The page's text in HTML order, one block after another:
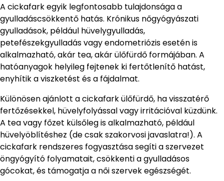
A cickafark egyik legfontosabb tulajdonsága a
gyulladáscsökkentő hatás. Krónikus nőgyógyászati
gyulladások, például hüvelygyulladás,
petefészekgyulladás vagy endometriózis esetén is
alkalmazható, akár tea, akár ülőfürdő formájában. A
hatóanyagok helyileg fejtenek ki fertőtlenítő hatást,
enyhítik a viszketést és a fájdalmat.
Különösen ajánlott a cickafark ülőfürdő, ha visszatérő
fertőzésekkel, hüvelyfolyással vagy irritációval küzdünk.
A tea vagy főzet külsőleg is alkalmazható, például
hüvelyöblítéshez (de csak szakorvosi javaslatra!). A
cickafark rendszeres fogyasztása segíti a szervezet
öngyógyító folyamatait, csökkenti a gyulladásos
gócokat, és támogatja a női szervek egészségét.